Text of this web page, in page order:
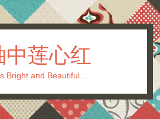
中莲心红
Bright and Beautiful…